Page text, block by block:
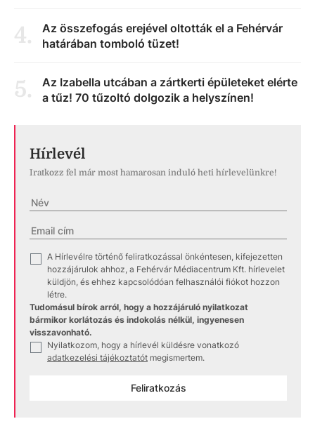
4.
Az összefogás erejével oltották el a Fehérvár
határában tomboló tüzet!
5.
Az Izabella utcában a zártkerti épületeket elérte
a tűz! 70 tűzoltó dolgozik a helyszínen!
Hírlevél
Iratkozz fel már most hamarosan induló heti hírlevelünkre!
A Hírlevélre történő feliratkozással önkéntesen, kifejezetten
hozzájárulok ahhoz, a Fehérvár Médiacentrum Kft. hírlevelet
küldjön, és ehhez kapcsolódóan felhasználói fiókot hozzon
létre.
Tudomásul bírok arról, hogy a hozzájáruló nyilatkozat
bármikor korlátozás és indokolás nélkül, ingyenesen
visszavonható.
Nyilatkozom, hogy a hírlevél küldésre vonatkozó
adatkezelési tájékoztatót megismertem.
Feliratkozás